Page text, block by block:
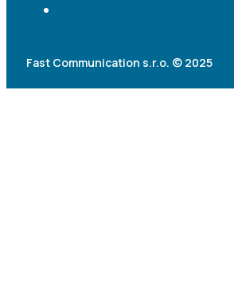
Fast Communication s.r.o. © 2025